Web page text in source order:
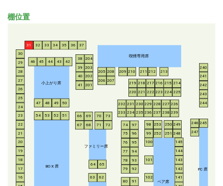
棚位置
小上がり席
BO X 席
ファミリー席
喫煙専用席
ペア席
PC 席
16
17
18
19
20
21
22
23
24
25
26
27
28
29
30
31 32 33 34 35 36 37
38
39
40
41
42
43
44
45
46
47 48 49 50
51
52
53
54
62
63
64 65
66
67
68
69
70
71
72
73
74
75
76
77
78
79
80
91
92
93
94
95
96
97
98
99
100
101
102 141
142
143
144
145
201
202
203
204
205
206 207
208 209 210 211 212 213
214
215
216
217
218
219
220 221 222 223 224 225
226
227
228
229
230
231
232
233 234 235 236 237 238 239
240
241
242
243
244
245
246
247
248
249
250
251
252
253